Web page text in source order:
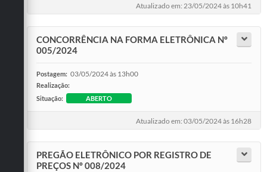
Contas Públicas
Legislação
Links
Transparência
Atualizado em: 23/05/2024 às 10h41
CONCORRÊNCIA NA FORMA ELETRÔNICA Nº
005/2024
Postagem: 03/05/2024 às 13h00
Realização:
Situação:
ABERTO
Atualizado em: 03/05/2024 às 16h28
PREGÃO ELETRÔNICO POR REGISTRO DE
PREÇOS Nº 008/2024